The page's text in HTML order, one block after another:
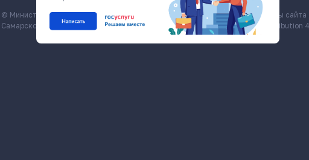
© Министерство экономического развития и инвестиций
Самарской области, economy.samregion.ru, 2026
Все материалы сайта
Commons Attribution